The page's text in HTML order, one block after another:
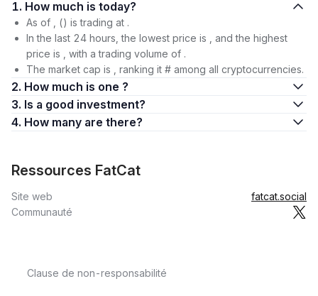
1. How much is today?
As of , () is trading at .
In the last 24 hours, the lowest price is , and the highest
price is , with a trading volume of .
The market cap is , ranking it # among all cryptocurrencies.
2. How much is one ?
3. Is a good investment?
4. How many are there?
Ressources FatCat
Site web
fatcat.social
Communauté
Clause de non-responsabilité